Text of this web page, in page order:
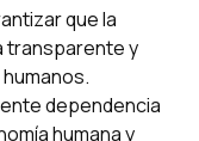
que la
transparente y
dependencia
humana y